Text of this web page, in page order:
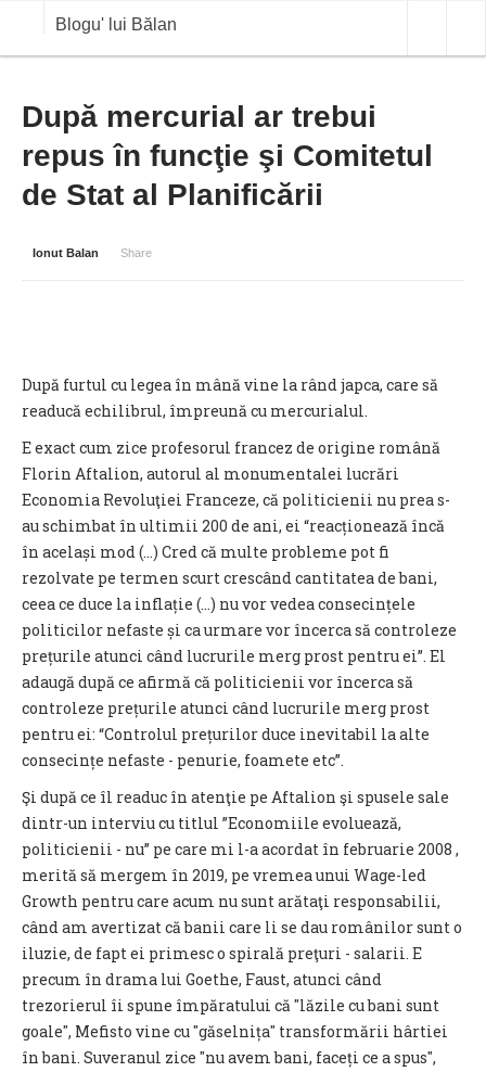
Blogu' lui Bălan
ANALIZE
BLOG IN DIALOG
După mercurial ar trebui
repus în funcţie şi Comitetul
de Stat al Planificării
Ionut Balan Share
După furtul cu legea în mână vine la rând japca, care să
readucă echilibrul, împreună cu mercurialul.
E exact cum zice profesorul francez de origine română
Florin Aftalion, autorul al monumentalei lucrări
Economia Revoluţiei Franceze, că politicienii nu prea s-
au schimbat în ultimii 200 de ani, ei “reacționează încă
în același mod (...) Cred că multe probleme pot fi
rezolvate pe termen scurt crescând cantitatea de bani,
ceea ce duce la inflație (...) nu vor vedea consecințele
politicilor nefaste și ca urmare vor încerca să controleze
prețurile atunci când lucrurile merg prost pentru ei”. El
adaugă după ce afirmă că politicienii vor încerca să
controleze prețurile atunci când lucrurile merg prost
pentru ei: “Controlul prețurilor duce inevitabil la alte
consecințe nefaste - penurie, foamete etc”.
Şi după ce îl readuc în atenţie pe Aftalion şi spusele sale
dintr-un interviu cu titlul ”Economiile evoluează,
politicienii - nu” pe care mi l-a acordat în februarie 2008 ,
merită să mergem în 2019, pe vremea unui Wage-led
Growth pentru care acum nu sunt arătaţi responsabilii,
când am avertizat că banii care li se dau românilor sunt o
iluzie, de fapt ei primesc o spirală preţuri - salarii. E
precum în drama lui Goethe, Faust, atunci când
trezorierul îi spune împăratului că "lăzile cu bani sunt
goale", Mefisto vine cu "găselnița" transformării hârtiei
în bani. Suveranul zice "nu avem bani, faceți ce a spus",